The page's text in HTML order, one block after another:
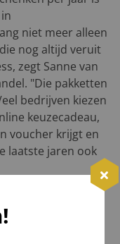
niet meer alleen
nog altijd veruit
zegt Sanne van
"Die pakketten
bedrijven kiezen
keuzecadeau,
voucher krijgt en
laatste jaren ook
voor 250.000
ziet juist een
vouchers zijn